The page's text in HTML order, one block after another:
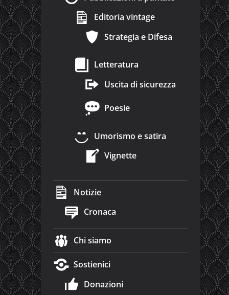
Editoria vintage
Strategia e Difesa
Letteratura
Uscita di sicurezza
Poesie
Umorismo e satira
Vignette
Notizie
Cronaca
Chi siamo
Sostienici
Donazioni